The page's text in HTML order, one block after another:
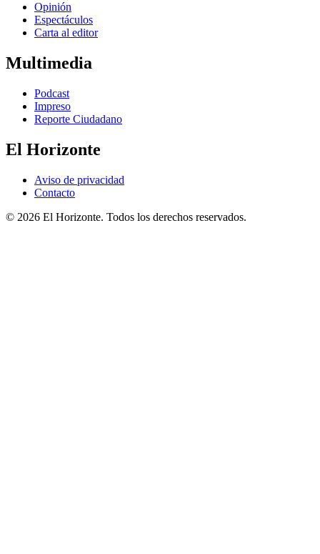
Opinión
Espectáculos
Carta al editor
Multimedia
Podcast
Impreso
Reporte Ciudadano
El Horizonte
Aviso de privacidad
Contacto
© 2026 El Horizonte. Todos los derechos reservados.